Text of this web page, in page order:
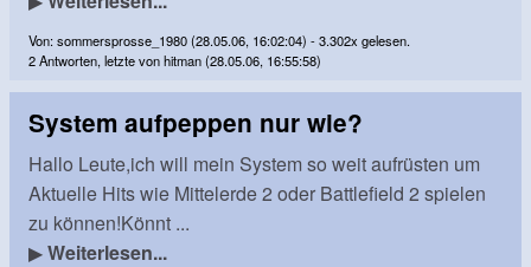
Von: sommersprosse_1980 (28.05.06, 16:02:04) - 3.302x gelesen.
2 Antworten, letzte von hitman (28.05.06, 16:55:58)
System aufpeppen nur wie?
Hallo Leute,ich will mein System so weit aufrüsten um
Aktuelle Hits wie Mittelerde 2 oder Battlefield 2 spielen
zu können!Könnt ...
▶Weiterlesen...